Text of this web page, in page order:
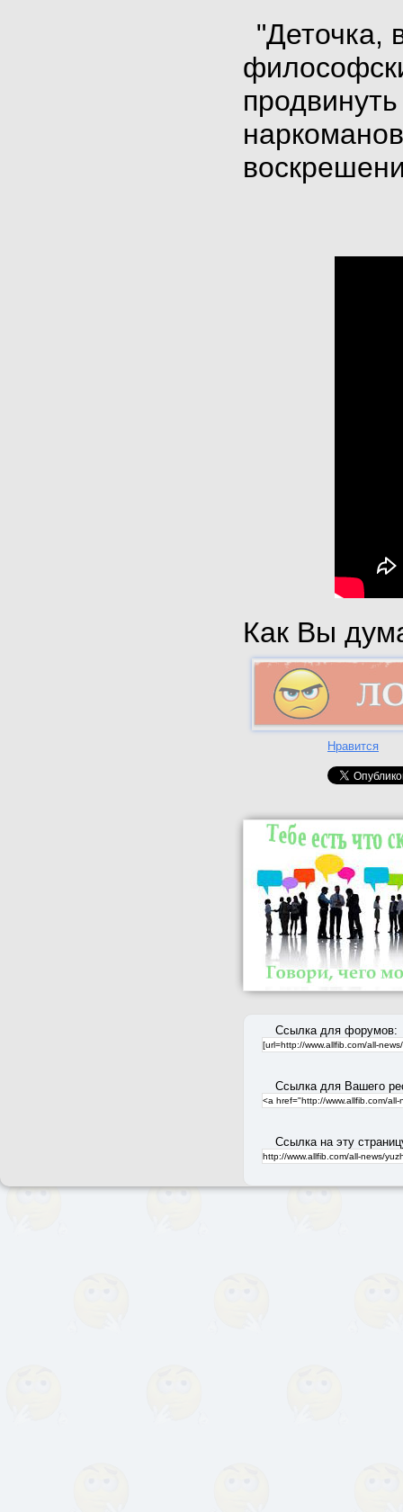
"Деточка,
Как Вы
Нравится
Ссылка для форумов:
Ссылка для Вашего
Ссылка на эту